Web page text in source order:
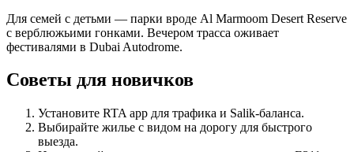
Для семей с детьми — парки вроде Al Marmoom Desert Reserve
с верблюжьими гонками. Вечером трасса оживает
фестивалями в Dubai Autodrome.
Советы для новичков
Установите RTA app для трафика и Salik-баланса.
Выбирайте жилье с видом на дорогу для быстрого
выезда.